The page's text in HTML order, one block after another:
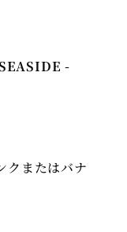
-
クまたはバナ